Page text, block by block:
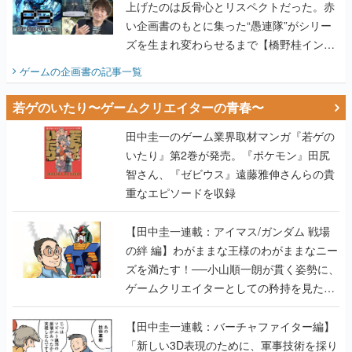
上げたのは反骨心とリスペクトだった。赤
い企画書のもとに集った“愚連隊”がシリー
ズを生まれ変わらせるまで【橋野桂インタ
ゲームの企画書の記事一覧
若ゲのいたり〜ゲームクリエイターの青春〜
田中圭一のゲーム業界取材マンガ『若ゲの
いたり』第2巻が発売。『ポケモン』田尻
智さん、『ゼビウス』遠藤雅伸さんらの貴
重なエピソードを収録
【田中圭一連載：アイマス/ガンダム 戦場
の絆 編】わがままな王様のわがままなニー
ズを満たす！──小山順一朗が貫く姿勢に、
ゲームクリエイターとしての矜持を見た
【若ゲのいたり最終回】
【田中圭一連載：バーチャファイター編】
「新しい3D表現のために、軍事技術を採り